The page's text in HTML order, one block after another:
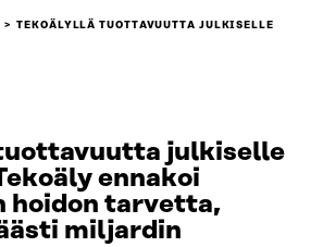
TEKOÄLYLLÄ TUOTTAVUUTTA JULKISELLE
julkiselle
ennakoi
hoidon tarvetta,
miljardin